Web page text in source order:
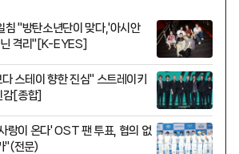
침 "방탄소년단이 맞다,'아시안
격리"[K-EYES]
스테이 향한 진심" 스트레이키
감[종합]
랑이 온다' OST 팬 투표, 협의 없
"(전문)